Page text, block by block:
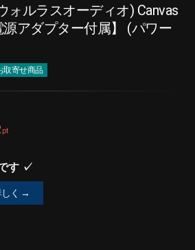
ォルラスオーディオ) Canvas
アダプター付属】 (パワー
取寄せ商品
pt
す ✓
しく →